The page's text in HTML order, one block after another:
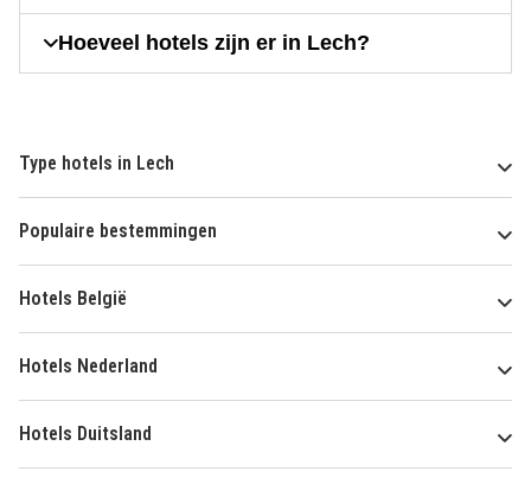
Hoeveel hotels zijn er in Lech?
Type hotels in Lech
Populaire bestemmingen
Hotels België
Hotels Nederland
Hotels Duitsland